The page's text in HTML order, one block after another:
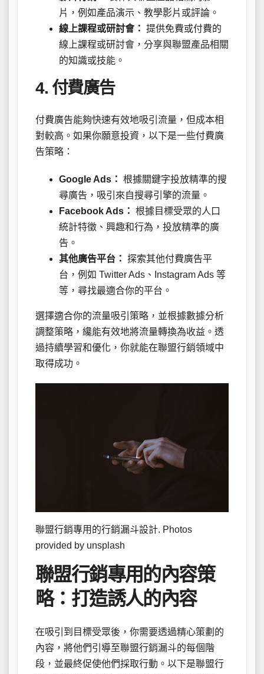
片，例如產品演示、教學影片或評論。
線上課程或研討會： 提供免費或付費的
線上課程或研討會，分享與聯盟產品相關
的知識或技能。
4. 付費廣告
付費廣告能夠快速有效地吸引流量，但成本相
對較高。如果你願意投資，以下是一些付費廣
告策略：
Google Ads： 根據關鍵字投放精準的搜
尋廣告，吸引來自搜尋引擎的流量。
Facebook Ads： 根據目標受眾的人口
統計特徵、興趣和行為，投放精準的廣
告。
其他廣告平台： 探索其他付費廣告平
台，例如 Twitter Ads、Instagram Ads 等
等，尋找最適合你的平台。
選擇適合你的流量吸引策略，並根據數據分析
調整策略，纔能有效地將流量轉換為收益。透
過持續學習和優化，你就能在聯盟行銷領域中
取得成功。
聯盟行銷專用的行銷漏斗設計. Photos
provided by unsplash
聯盟行銷專用的內容策
略：打造誘人的內容
在吸引到目標受眾後，你需要透過精心策劃的
內容，將他們引導至聯盟行銷漏斗的每個階
段，並最終促使他們採取行動。以下是聯盟行